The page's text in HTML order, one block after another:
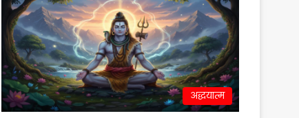
अद्धयात्म